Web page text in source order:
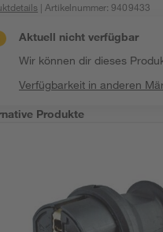
| Artikelnummer:9409433
Aktuell nicht verfügbar
Wir können dir dieses
Verfügbarkeit in anderen
Produkte